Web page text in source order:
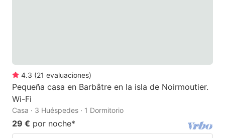
4.3 (21 evaluaciones)
Pequeña casa en Barbâtre en la isla de Noirmoutier.
Wi-Fi
Casa · 3 Huéspedes · 1 Dormitorio
29 € por noche*